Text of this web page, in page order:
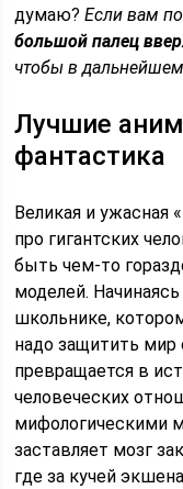
думаю?Если вам
большой палец
чтобы в
Лучшие
фантастика
Великая и ужасная
про гигантских
быть чем-то
моделей.
школьнике,
надо защитить мир
превращается в
человеческих
мифологическими
заставляет мозг
где за кучей